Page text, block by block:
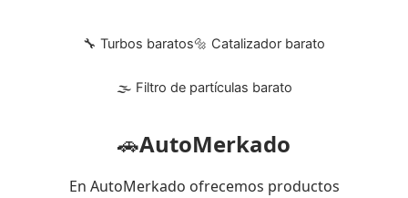
🔧 Turbos baratos🔩 Catalizador barato
🌫 Filtro de partículas barato
🚗AutoMerkado
En AutoMerkado ofrecemos productos